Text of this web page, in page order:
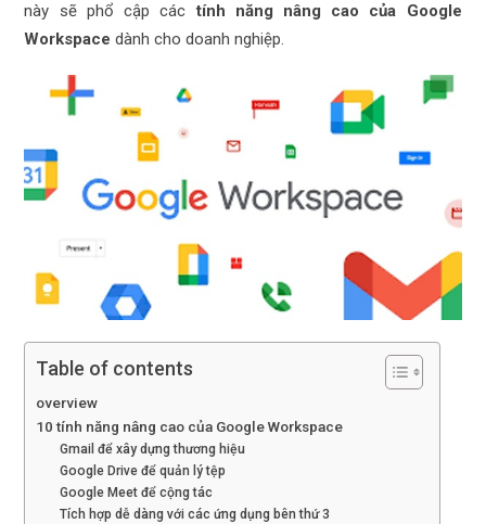
này sẽ phổ cập cáctính năng nâng cao của Google
Workspace dành cho doanh nghiệp.
Table of contents
overview
10 tính năng nâng cao của Google Workspace
Gmail để xây dựng thương hiệu
Google Drive để quản lý tệp
Google Meet để cộng tác
Tích hợp dễ dàng với các ứng dụng bên thứ 3